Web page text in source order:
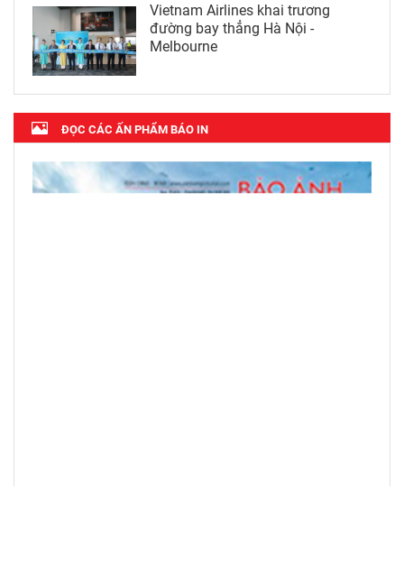
Vietnam Airlines khai trương
đường bay thẳng Hà Nội -
Melbourne
ĐỌC CÁC ẤN PHẨM BÁO IN